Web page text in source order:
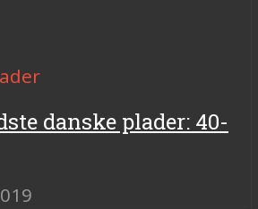
danske plader: 40-